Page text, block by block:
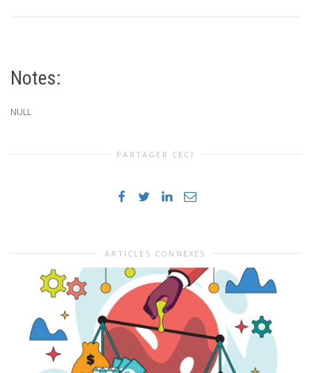
Notes:
NULL
PARTAGER CECI
ARTICLES CONNEXES